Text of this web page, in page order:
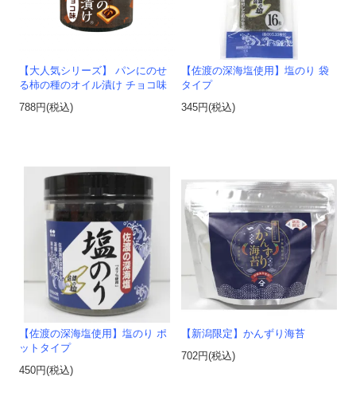
【大人気シリーズ】 パンにのせ
る柿の種のオイル漬け チョコ味
788円(税込)
【佐渡の深海塩使用】塩のり 袋
タイプ
345円(税込)
【佐渡の深海塩使用】塩のり ポ
ットタイプ
450円(税込)
【新潟限定】かんずり海苔
702円(税込)